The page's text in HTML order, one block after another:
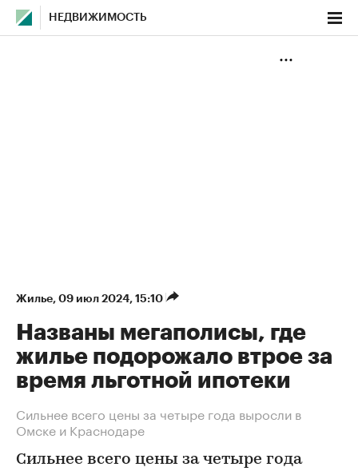
НЕДВИЖИМОСТЬ
Жилье⁠, 09 июл 2024, 15:10
Названы мегаполисы, где
жилье подорожало втрое за
время льготной ипотеки
Сильнее всего цены за четыре года выросли в
Омске и Краснодаре
Сильнее всего цены за четыре года